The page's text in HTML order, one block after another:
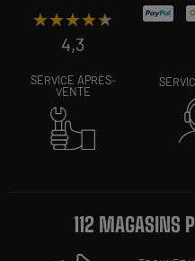
★★★★★
★★★★★
4,3
SERVICE APRÈS-
VENTE
112 MAGASINS